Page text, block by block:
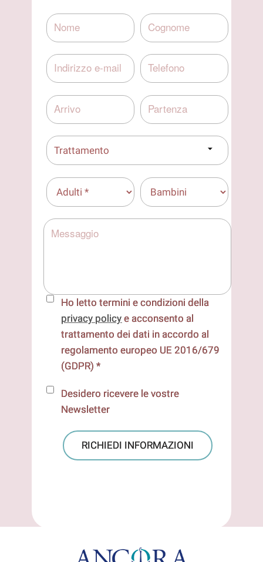
Ho letto termini e condizioni della
privacy policy e acconsento al
trattamento dei dati in accordo al
regolamento europeo UE 2016/679
(GDPR) *
Desidero ricevere le vostre
Newsletter
RICHIEDI INFORMAZIONI